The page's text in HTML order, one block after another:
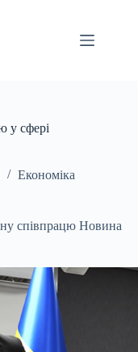
у сфері
Економіка
співпрацю Новина